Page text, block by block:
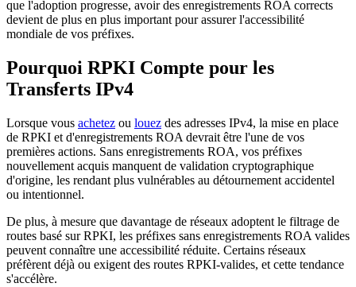
que l'adoption progresse, avoir des enregistrements ROA corrects
devient de plus en plus important pour assurer l'accessibilité
mondiale de vos préfixes.
Pourquoi RPKI Compte pour les
Transferts IPv4
Lorsque vous achetez ou louez des adresses IPv4, la mise en place
de RPKI et d'enregistrements ROA devrait être l'une de vos
premières actions. Sans enregistrements ROA, vos préfixes
nouvellement acquis manquent de validation cryptographique
d'origine, les rendant plus vulnérables au détournement accidentel
ou intentionnel.
De plus, à mesure que davantage de réseaux adoptent le filtrage de
routes basé sur RPKI, les préfixes sans enregistrements ROA valides
peuvent connaître une accessibilité réduite. Certains réseaux
préfèrent déjà ou exigent des routes RPKI-valides, et cette tendance
s'accélère.